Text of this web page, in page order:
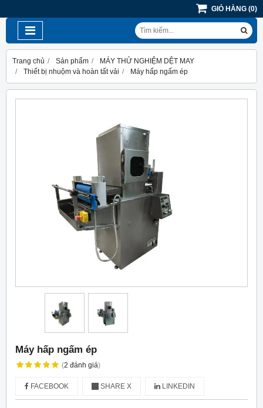
GIỎ HÀNG (0)
Trang chủ Sản phẩm
MÁY THỬ NGHIỆM DỆT MAY
Thiết bị nhuộm và hoàn tất vải
Máy hấp ngấm ép
Máy hấp ngấm ép
(2 đánh giá)
FACEBOOK SHARE X LINKEDIN